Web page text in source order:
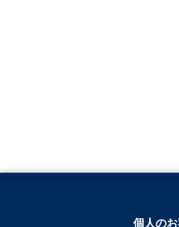
個人の